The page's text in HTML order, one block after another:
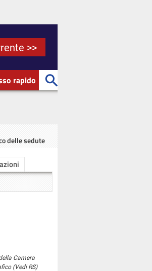
>>
rapido
delle sedute
Camera
(Vedi RS)